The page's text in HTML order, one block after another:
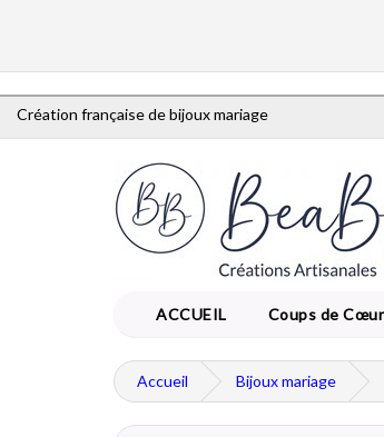
Création française de bijoux mariage
ACCUEIL Coups de Cœur
Accueil Bijoux mariage